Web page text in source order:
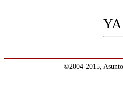
©2004-2015,